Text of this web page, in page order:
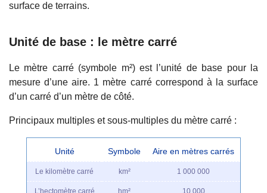
surface de terrains.
Unité de base : le mètre carré
Le mètre carré (symbole m²) est l’unité de base pour la
mesure d’une aire. 1 mètre carré correspond à la surface
d’un carré d’un mètre de côté.
Principaux multiples et sous-multiples du mètre carré :
Unité Symbole Aire en mètres carrés
Le kilomètre carré km² 1 000 000
L’hectomètre carré hm² 10 000